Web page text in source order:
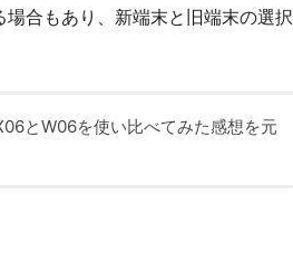
合もあり、新端末と旧端末の選択
とW06を使い比べてみた感想を元